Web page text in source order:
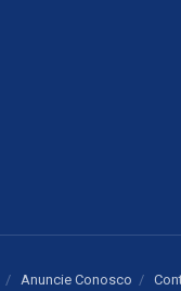
Anuncie Conosco